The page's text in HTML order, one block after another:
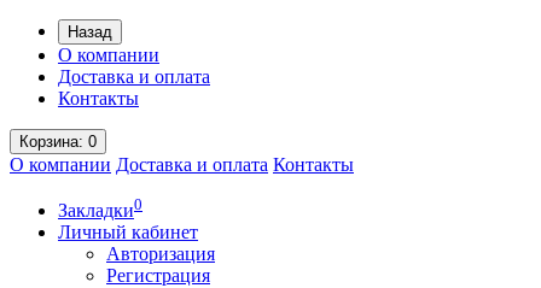
Назад
О компании
Доставка и оплата
Контакты
Корзина: 0
О компании Доставка и оплата Контакты
Закладки0
Личный кабинет
Авторизация
Регистрация